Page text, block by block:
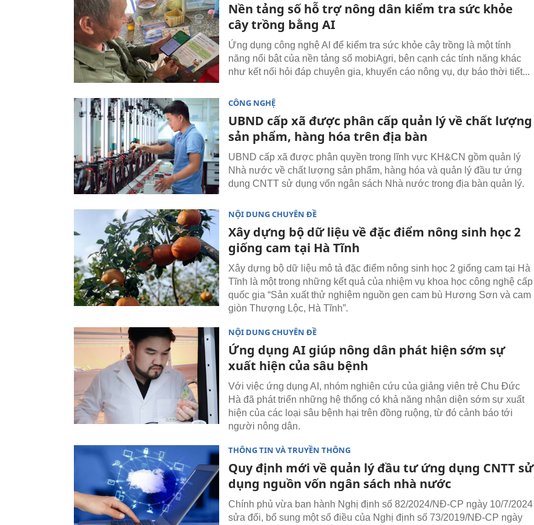
Nền tảng số hỗ trợ nông dân kiểm tra sức khỏe
cây trồng bằng AI
Ứng dụng công nghệ AI để kiểm tra sức khỏe cây trồng là một tính
năng nổi bật của nền tảng số mobiAgri, bên cạnh các tính năng khác
như kết nối hỏi đáp chuyên gia, khuyến cáo nông vụ, dự báo thời tiết...
CÔNG NGHỆ
UBND cấp xã được phân cấp quản lý về chất lượng
sản phẩm, hàng hóa trên địa bàn
UBND cấp xã được phân quyền trong lĩnh vực KH&CN gồm quản lý
Nhà nước về chất lượng sản phẩm, hàng hóa và quản lý đầu tư ứng
dụng CNTT sử dụng vốn ngân sách Nhà nước trong địa bàn quản lý.
NỘI DUNG CHUYÊN ĐỀ
Xây dựng bộ dữ liệu về đặc điểm nông sinh học 2
giống cam tại Hà Tĩnh
Xây dựng bộ dữ liệu mô tả đặc điểm nông sinh học 2 giống cam tại Hà
Tĩnh là một trong những kết quả của nhiệm vụ khoa học công nghệ cấp
quốc gia “Sản xuất thử nghiệm nguồn gen cam bù Hương Sơn và cam
giòn Thượng Lộc, Hà Tĩnh”.
NỘI DUNG CHUYÊN ĐỀ
Ứng dụng AI giúp nông dân phát hiện sớm sự
xuất hiện của sâu bệnh
Với việc ứng dụng AI, nhóm nghiên cứu của giảng viên trẻ Chu Đức
Hà đã phát triển những hệ thống có khả năng nhận diện sớm sự xuất
hiện của các loại sâu bệnh hại trên đồng ruộng, từ đó cảnh báo tới
người nông dân.
THÔNG TIN VÀ TRUYỀN THÔNG
Quy định mới về quản lý đầu tư ứng dụng CNTT sử
dụng nguồn vốn ngân sách nhà nước
Chính phủ vừa ban hành Nghị định số 82/2024/NĐ-CP ngày 10/7/2024
sửa đổi, bổ sung một số điều của Nghị định số 73/2019/NĐ-CP ngày